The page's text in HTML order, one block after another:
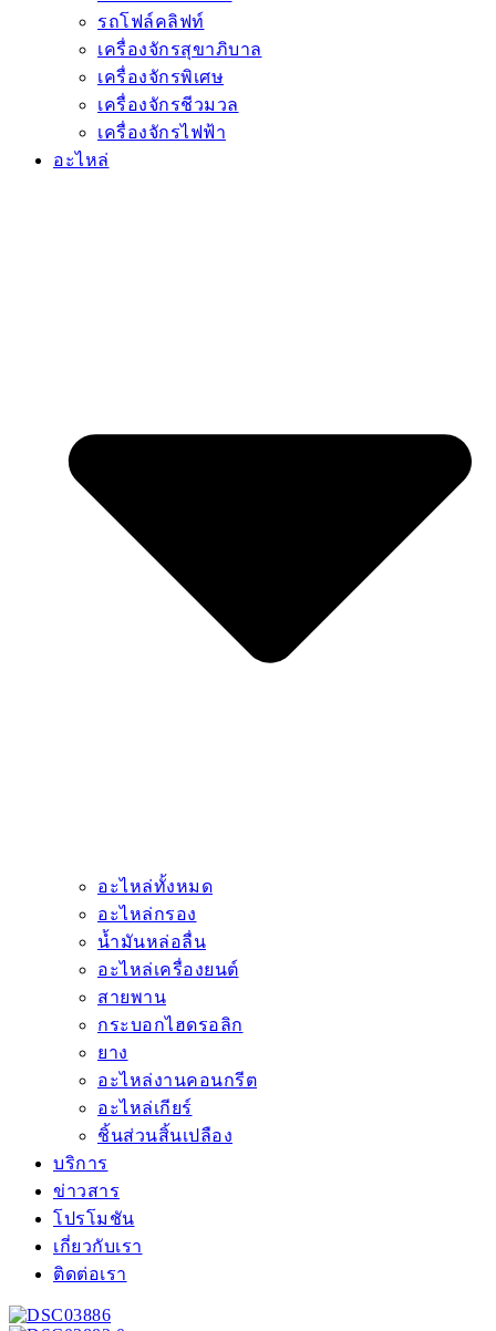
รถโฟล์คลิฟท์
เครื่องจักรสุขาภิบาล
เครื่องจักรพิเศษ
เครื่องจักรชีวมวล
เครื่องจักรไฟฟ้า
อะไหล่
อะไหล่ทั้งหมด
อะไหล่กรอง
น้ำมันหล่อลื่น
อะไหล่เครื่องยนต์
สายพาน
กระบอกไฮดรอลิก
ยาง
อะไหล่งานคอนกรีต
อะไหล่เกียร์
ชิ้นส่วนสิ้นเปลือง
บริการ
ข่าวสาร
โปรโมชัน
เกี่ยวกับเรา
ติดต่อเรา